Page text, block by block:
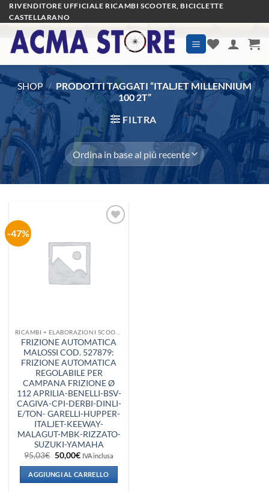
Salta
ai
contenuti
RIVENDITORE UFFICIALE RICAMBI SCOOTER, BICICLETTE
CASTELLARANO
SHOP / PRODOTTI TAGGATI “ITALJET MILLENNIUM
100 2T”
FILTRA
-47%
FRIZIONE AUTOMATICA
MALOSSI COD. 527879:
FRIZIONE AUTOMATICA
REGOLABILE PER
CAMPANA FRIZIONE Ø
112 APRILIA-BENELLI-BSV-
CAGIVA-CPI-DERBI-DINLI-
E/TON- GARELLI-HUPPER-
ITALJET-KEEWAY-
MALAGUT-MBK-RIZZATO-
SUZUKI-YAMAHA
95,03€ Il
prezzo
originale
era:
95,03€.
50,00€Il
attuale
è:
50,00€.
IVA inclusa
AGGIUNGI AL CARRELLO